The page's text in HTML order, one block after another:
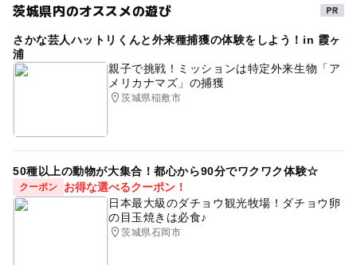
もできませんでした。館内は寝ている人が多く、わりと静かだ
ったので騒いでしまう年齢の子は気を使いそうです💦オープン
したてで人気だからかもしれませんが、落ち着くまでは子供を
連れて行くのは控えようと思います。お風呂はオムツがとれて
ない子はベビーバスを使用します。内湯2つ、露天風呂1つ、サ
ると思います。
茨城県内のオススメの遊び
さかな芸人ハットリくんと外来種捕獲の体験をしよう！in 霞ヶ
浦
親子で挑戦！ミッションは特定外来生物「ア
メリカナマズ」の捕獲
茨城県稲敷市
50種以上の動物が大集合！都心から90分でワクワク体験☆
クーポン
お得な選べるクーポン！
日本最大級のダチョウ観光牧場！ダチョウ卵
の目玉焼きは必食♪
茨城県石岡市